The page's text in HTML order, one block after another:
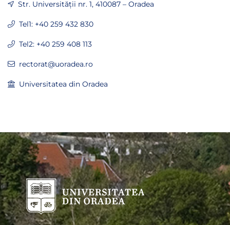
Str. Universității nr. 1, 410087 – Oradea
Tel1: +40 259 432 830
Tel2: +40 259 408 113
rectorat@uoradea.ro
Universitatea din Oradea